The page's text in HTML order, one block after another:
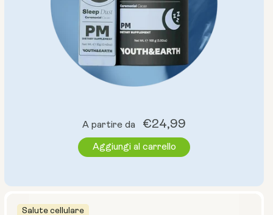
Salute cellulare
Prezzo
normale
A partire da €24,99
Aggiungi al carrello